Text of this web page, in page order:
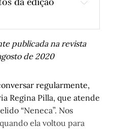
transformações, por
militante,
gol
, por Fernando
, por Juremir Machado
publicada na revista
de 2020
regularmente,
Regina Pilla, que atende
“Neneca”. Nos
ela voltou para